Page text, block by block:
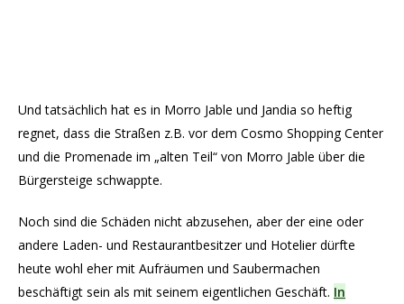
Und tatsächlich hat es in Morro Jable und Jandia so heftig
regnet, dass die Straßen z.B. vor dem Cosmo Shopping Center
und die Promenade im „alten Teil“ von Morro Jable über die
Bürgersteige schwappte.
Noch sind die Schäden nicht abzusehen, aber der eine oder
andere Laden- und Restaurantbesitzer und Hotelier dürfte
heute wohl eher mit Aufräumen und Saubermachen
beschäftigt sein als mit seinem eigentlichen Geschäft. In